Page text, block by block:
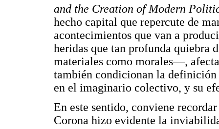
and the Creation of Modern
hecho capital que repercute de
acontecimientos que van a
heridas que tan profunda quiebra
materiales como morales—,
también condicionan la definición
en el imaginario colectivo, y su
En este sentido, conviene
Corona hizo evidente la